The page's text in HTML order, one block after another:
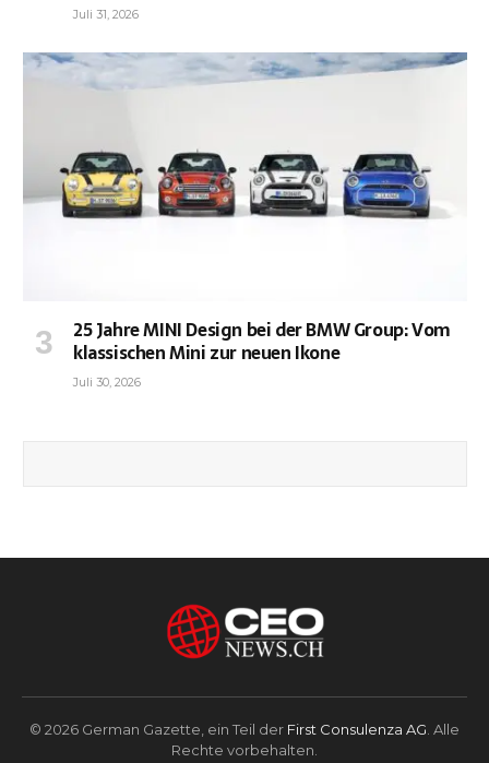
Juli 31, 2026
25 Jahre MINI Design bei der BMW Group: Vom
klassischen Mini zur neuen Ikone
Juli 30, 2026
© 2026 German Gazette, ein Teil der First Consulenza AG . Alle
Rechte vorbehalten.